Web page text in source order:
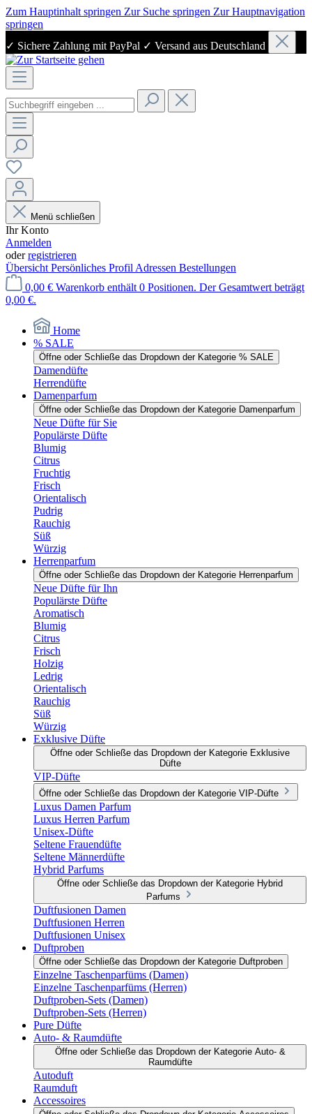
Zum Hauptinhalt springen Zur Suche springen Zur Hauptnavigation
springen
✓ Sichere Zahlung mit PayPal ✓ Versand aus Deutschland
Menü schließen
Ihr Konto
Anmelden
oderregistrieren
Übersicht Persönliches Profil Adressen Bestellungen
0,00 € Warenkorb enthält 0 Positionen. Der Gesamtwert beträgt
0,00 €.
Home
% SALE
Öffne oder Schließe das Dropdown der Kategorie % SALE
Damendüfte
Herrendüfte
Damenparfum
Öffne oder Schließe das Dropdown der Kategorie Damenparfum
Neue Düfte für Sie
Populärste Düfte
Blumig
Citrus
Fruchtig
Frisch
Orientalisch
Pudrig
Rauchig
Süß
Würzig
Herrenparfum
Öffne oder Schließe das Dropdown der Kategorie Herrenparfum
Neue Düfte für Ihn
Populärste Düfte
Aromatisch
Blumig
Citrus
Frisch
Holzig
Ledrig
Orientalisch
Rauchig
Süß
Würzig
Exklusive Düfte
Öffne oder Schließe das Dropdown der Kategorie Exklusive
Düfte
VIP-Düfte
Öffne oder Schließe das Dropdown der Kategorie VIP-Düfte
Luxus Damen Parfum
Luxus Herren Parfum
Unisex-Düfte
Seltene Frauendüfte
Seltene Männerdüfte
Hybrid Parfums
Öffne oder Schließe das Dropdown der Kategorie Hybrid
Parfums
Duftfusionen Damen
Duftfusionen Herren
Duftfusionen Unisex
Duftproben
Öffne oder Schließe das Dropdown der Kategorie Duftproben
Einzelne Taschenparfüms (Damen)
Einzelne Taschenparfüms (Herren)
Duftproben-Sets (Damen)
Duftproben-Sets (Herren)
Pure Düfte
Auto- & Raumdüfte
Öffne oder Schließe das Dropdown der Kategorie Auto- &
Raumdüfte
Autoduft
Raumduft
Accessoires